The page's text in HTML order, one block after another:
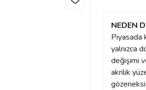
NEDEN
Piyasada
yalnızca
değişimi
akrilik